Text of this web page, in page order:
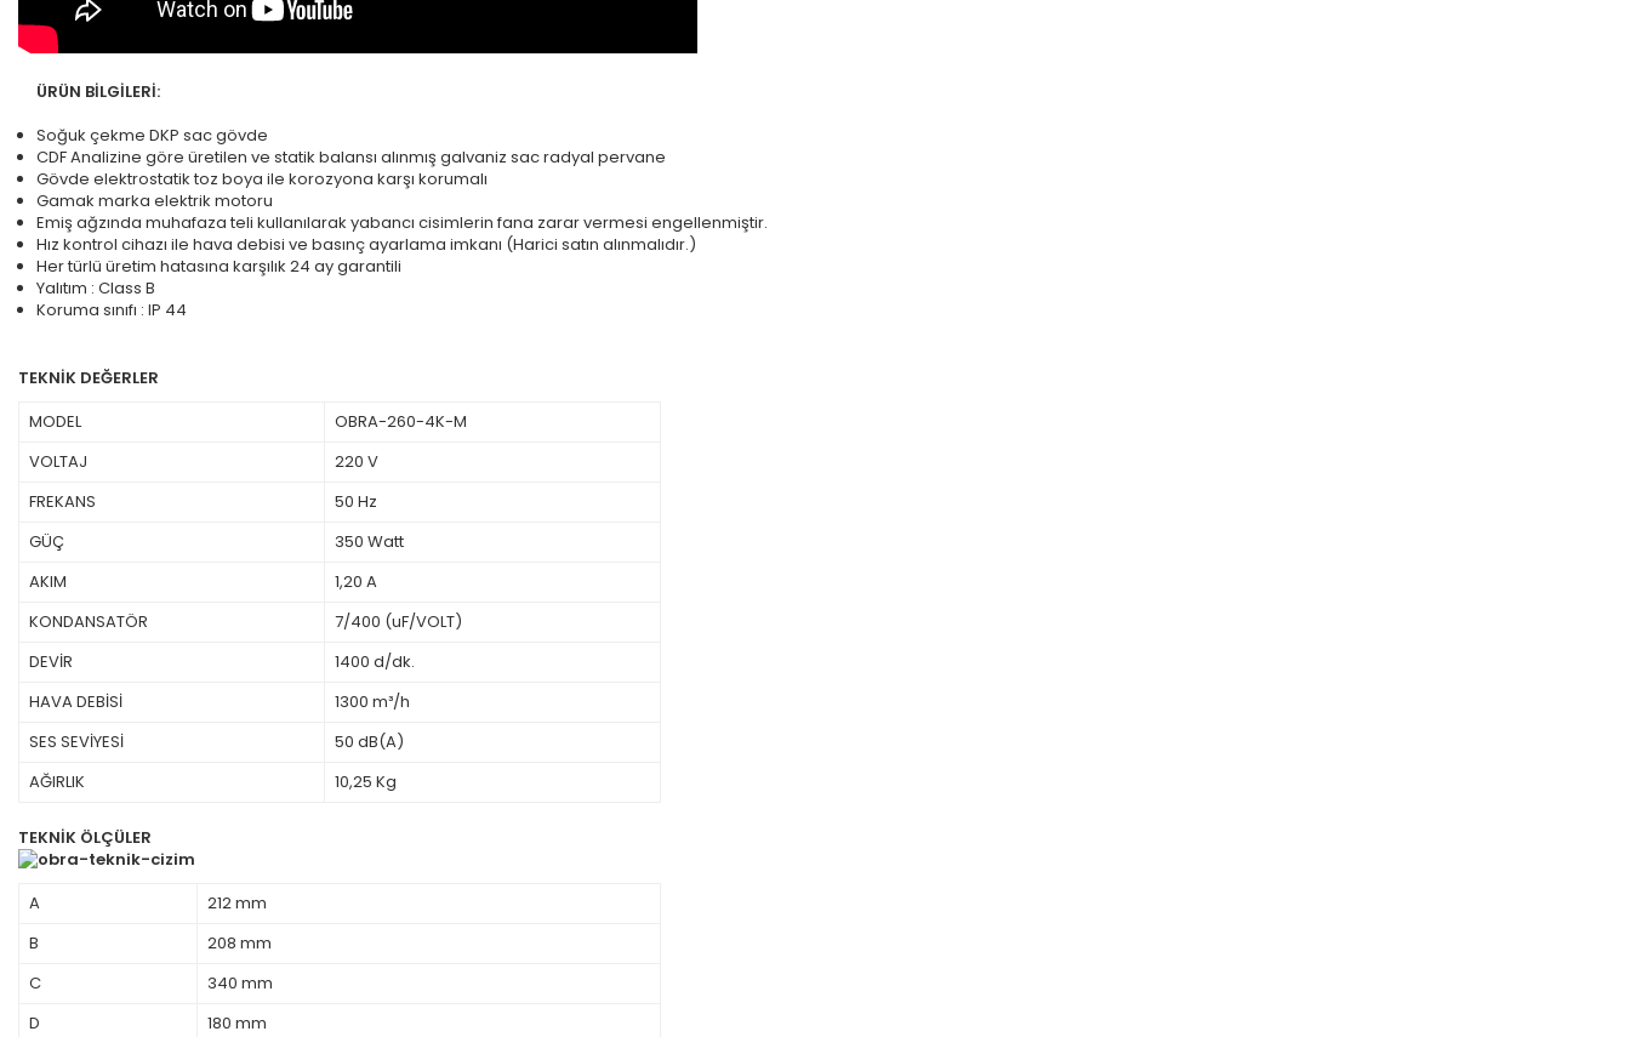
ÜRÜN BİLGİLERİ:
Soğuk çekme DKP sac gövde
CDF Analizine göre üretilen ve statik balansı alınmış galvaniz sac radyal pervane
Gövde elektrostatik toz boya ile korozyona karşı korumalı
Gamak marka elektrik motoru
Emiş ağzında muhafaza teli kullanılarak yabancı cisimlerin fana zarar vermesi engellenmiştir.
Hız kontrol cihazı ile hava debisi ve basınç ayarlama imkanı (Harici satın alınmalıdır.)
Her türlü üretim hatasına karşılık 24 ay garantili
Yalıtım : Class B
Koruma sınıfı : IP 44
TEKNİK DEĞERLER
MODEL
OBRA-260-4K-M
VOLTAJ
220 V
FREKANS
50 Hz
GÜÇ
350 Watt
AKIM
1,20 A
KONDANSATÖR
7/400 (uF/VOLT)
DEVİR
1400 d/dk.
HAVA DEBİSİ
1300 m³/h
SES SEVİYESİ
50 dB(A)
AĞIRLIK
10,25 Kg
TEKNİK ÖLÇÜLER
A
212 mm
B
208 mm
C
340 mm
D
180 mm